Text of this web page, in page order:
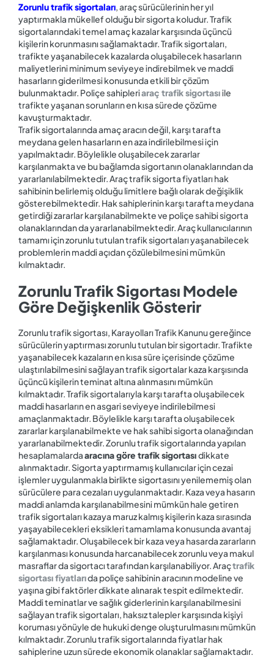
Zorunlu trafik sigortaları, araç sürücülerinin her yıl
yaptırmakla mükellef olduğu bir sigorta koludur. Trafik
sigortalarındaki temel amaç kazalar karşısında üçüncü
kişilerin korunmasını sağlamaktadır. Trafik sigortaları,
trafikte yaşanabilecek kazalarda oluşabilecek hasarların
maliyetlerini minimum seviyeye indirebilmek ve maddi
hasarların giderilmesi konusunda etkili bir çözüm
bulunmaktadır. Poliçe sahipleriaraç trafik sigortasıile
trafikte yaşanan sorunların en kısa sürede çözüme
kavuşturmaktadır.
Trafik sigortalarında amaç aracın değil, karşı tarafta
meydana gelen hasarların en aza indirilebilmesi için
yapılmaktadır. Böylelikle oluşabilecek zararlar
karşılanmakta ve bu bağlamda sigortanın olanaklarından da
yararlanılabilmektedir. Araç trafik sigorta fiyatları hak
sahibinin belirlemiş olduğu limitlere bağlı olarak değişiklik
gösterebilmektedir. Hak sahiplerinin karşı tarafta meydana
getirdiği zararlar karşılanabilmekte ve poliçe sahibi sigorta
olanaklarından da yararlanabilmektedir. Araç kullanıcılarının
tamamı için zorunlu tutulan trafik sigortaları yaşanabilecek
problemlerin maddi açıdan çözülebilmesini mümkün
kılmaktadır.
Zorunlu Trafik Sigortası Modele
Göre Değişkenlik Gösterir
Zorunlu trafik sigortası, Karayolları Trafik Kanunu gereğince
sürücülerin yaptırması zorunlu tutulan bir sigortadır. Trafikte
yaşanabilecek kazaların en kısa süre içerisinde çözüme
ulaştırılabilmesini sağlayan trafik sigortalar kaza karşısında
üçüncü kişilerin teminat altına alınmasını mümkün
kılmaktadır. Trafik sigortalarıyla karşı tarafta oluşabilecek
maddi hasarların en asgari seviyeye indirilebilmesi
amaçlanmaktadır. Böylelikle karşı tarafta oluşabilecek
zararlar karşılanabilmekte ve hak sahibi sigorta olanağından
yararlanabilmektedir. Zorunlu trafik sigortalarında yapılan
hesaplamalardaaracına göre trafik sigortasıdikkate
alınmaktadır. Sigorta yaptırmamış kullanıcılar için cezai
işlemler uygulanmakla birlikte sigortasını yenilememiş olan
sürücülere para cezaları uygulanmaktadır. Kaza veya hasarın
maddi anlamda karşılanabilmesini mümkün hale getiren
trafik sigortaları kazaya maruz kalmış kişilerin kaza sırasında
yaşayabilecekleri eksikleri tamamlama konusunda avantaj
sağlamaktadır. Oluşabilecek bir kaza veya hasarda zararların
karşılanması konusunda harcanabilecek zorunlu veya makul
masraflar da sigortacı tarafından karşılanabiliyor. Araçtrafik
sigortası fiyatlarıda poliçe sahibinin aracının modeline ve
yaşına gibi faktörler dikkate alınarak tespit edilmektedir.
Maddi teminatlar ve sağlık giderlerinin karşılanabilmesini
sağlayan trafik sigortaları, haksız talepler karşısında kişiyi
koruması yönüyle de hukuki denge oluşturulmasını mümkün
kılmaktadır. Zorunlu trafik sigortalarında fiyatlar hak
sahiplerine uzun sürede ekonomik olanaklar sağlamaktadır.